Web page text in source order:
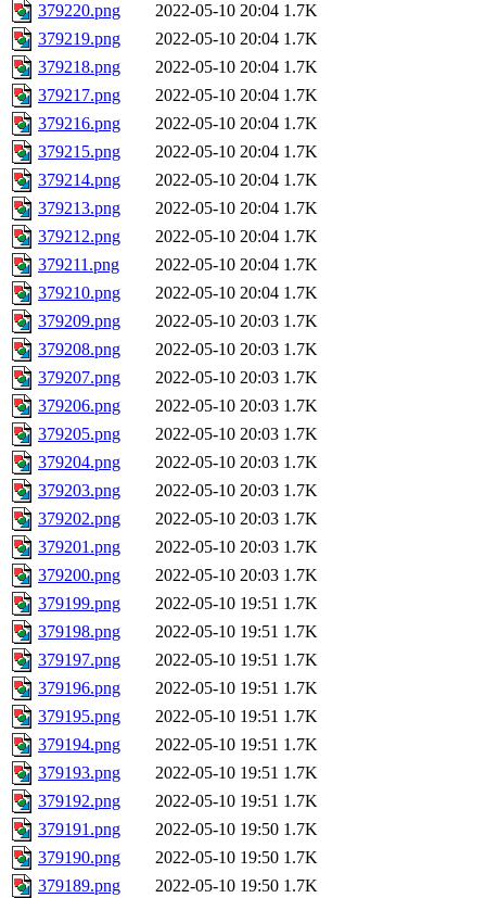
379220.png 2022-05-10 20:04 1.7K
379219.png
2022-05-10 20:04 1.7K
379218.png
2022-05-10 20:04 1.7K
379217.png
2022-05-10 20:04 1.7K
379216.png
2022-05-10 20:04 1.7K
379215.png
2022-05-10 20:04 1.7K
379214.png
2022-05-10 20:04 1.7K
379213.png
2022-05-10 20:04 1.7K
379212.png
2022-05-10 20:04 1.7K
379211.png
2022-05-10 20:04 1.7K
379210.png
2022-05-10 20:04 1.7K
379209.png
2022-05-10 20:03 1.7K
379208.png
2022-05-10 20:03 1.7K
379207.png
2022-05-10 20:03 1.7K
379206.png
2022-05-10 20:03 1.7K
379205.png
2022-05-10 20:03 1.7K
379204.png
2022-05-10 20:03 1.7K
379203.png
2022-05-10 20:03 1.7K
379202.png
2022-05-10 20:03 1.7K
379201.png
2022-05-10 20:03 1.7K
379200.png
2022-05-10 20:03 1.7K
379199.png
2022-05-10 19:51 1.7K
379198.png
2022-05-10 19:51 1.7K
379197.png
2022-05-10 19:51 1.7K
379196.png
2022-05-10 19:51 1.7K
379195.png
2022-05-10 19:51 1.7K
379194.png
2022-05-10 19:51 1.7K
379193.png
2022-05-10 19:51 1.7K
379192.png
2022-05-10 19:51 1.7K
379191.png
2022-05-10 19:50 1.7K
379190.png
2022-05-10 19:50 1.7K
379189.png
2022-05-10 19:50 1.7K